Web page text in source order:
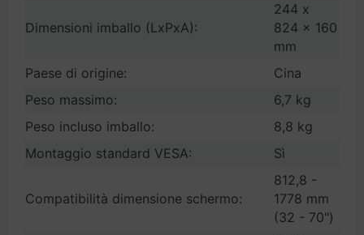
Dimensioni imballo (LxPxA):
244 x
824 x 160
mm
Paese di origine:
Cina
Peso massimo:
6,7 kg
Peso incluso imballo:
8,8 kg
Montaggio standard VESA:
Sì
Compatibilità dimensione schermo:
812,8 -
1778 mm
(32 - 70")